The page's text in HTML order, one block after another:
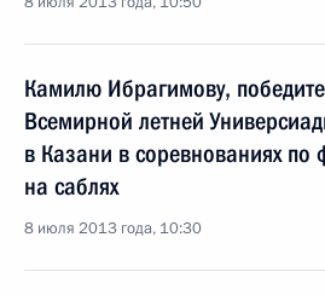
Камилю Ибрагимову,
Всемирной летней
в Казани в соревнованиях по
на саблях
8 июля 2013 года, 10:30